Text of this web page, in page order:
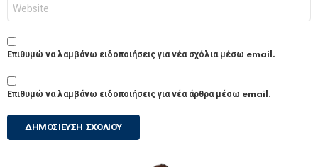
Επιθυμώ να λαμβάνω ειδοποιήσεις για νέα σχόλια μέσω email.
Επιθυμώ να λαμβάνω ειδοποιήσεις για νέα άρθρα μέσω email.